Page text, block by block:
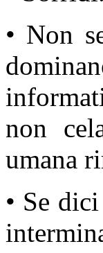
• Non
non
umana
• Se